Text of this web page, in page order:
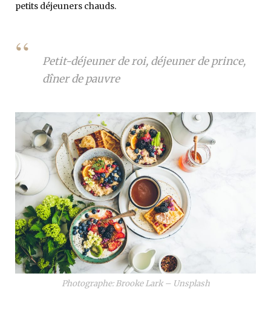
petits déjeuners chauds.
Petit-déjeuner de roi, déjeuner de prince,
dîner de pauvre
Photographe: Brooke Lark – Unsplash